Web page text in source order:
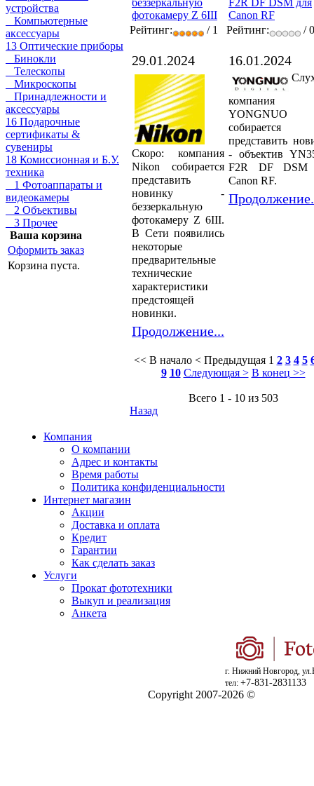
устройства
Компьютерные
аксессуары
13 Оптические приборы
Бинокли
Телескопы
Микроскопы
Принадлежности и
аксессуары
16 Подарочные
сертификаты &
сувениры
18 Комиссионная и Б.У.
техника
1 Фотоаппараты и
видеокамеры
2 Объективы
3 Прочее
Ваша корзина
Оформить заказ
Корзина пуста.
беззеркальную
фотокамеру Z 6III
Рейтинг:
/ 1
29.01.2024
Скоро: компания
Nikon собирается
представить
новинку -
беззеркальную
фотокамеру Z 6III.
В Сети появились
некоторые
предварительные
технические
характеристики
предстоящей
новинки.
Продолжение...
F2R DF DSM для
Canon RF
Рейтинг:
/ 0
16.01.2024
компания
YONGNUO
собирается
представить
- объектив
F2R DF DSM
Canon RF.
<< В начало < Предыдущая 1 2 3 4 5
9 10 Следующая > В конец >>
Всего 1 - 10 из 503
Назад
Компания
О компании
Адрес и контакты
Время работы
Политика конфиденциальности
Интернет магазин
Акции
Доставка и оплата
Кредит
Гарантии
Как сделать заказ
Услуги
Прокат фототехники
Выкуп и реализация
Анкета
г. Нижний Новгород,
тел: +7-831-2831133
Copyright 2007-2026 ©